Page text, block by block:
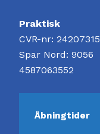
Praktisk
CVR-nr: 24207315
Spar Nord: 9056
4587063552
Åbningtider